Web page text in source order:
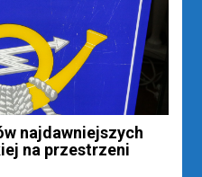
najdawniejszych
na przestrzeni